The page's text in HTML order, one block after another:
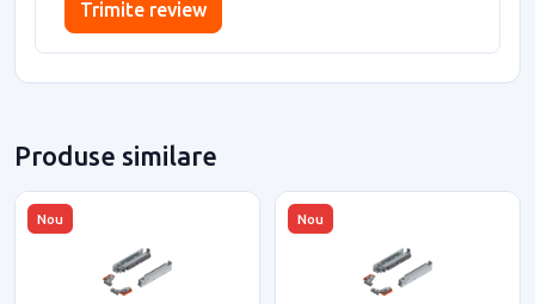
Trimite review
Produse similare
Nou Nou